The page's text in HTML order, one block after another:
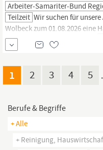
Arbeiter-Samariter-Bund
Teilzeit Wir suchen für
Wolbeck zum 01.08.2026 eine
Einstellung erfolgt als
Beschäftigung mit 25 Stunden
Speisenkomponenten
1 2 3 4 5
Berufe & Begriffe
+ Alle
+ Reinigung,